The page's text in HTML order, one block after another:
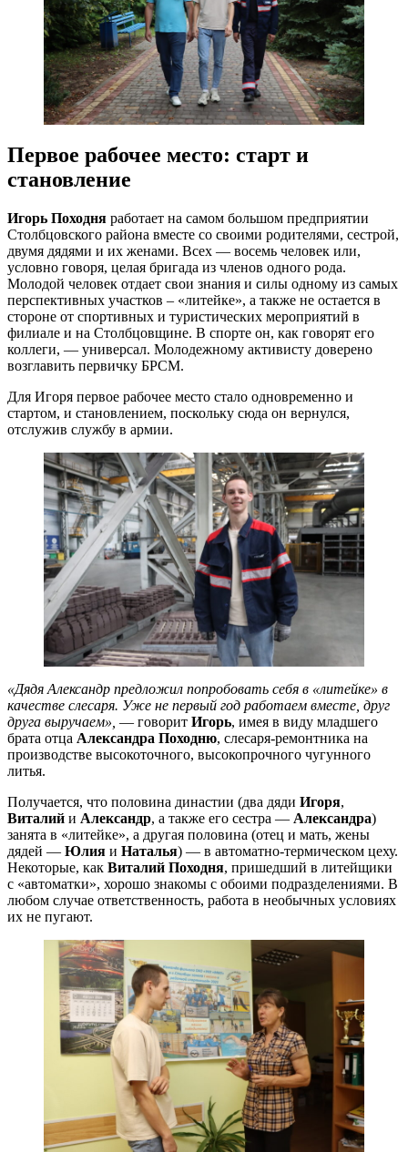
Первое рабочее место: старт и
становление
Игорь Походня работает на самом большом предприятии
Столбцовского района вместе со своими родителями, сестрой,
двумя дядями и их женами. Всех — восемь человек или,
условно говоря, целая бригада из членов одного рода.
Молодой человек отдает свои знания и силы одному из самых
перспективных участков – «литейке», а также не остается в
стороне от спортивных и туристических мероприятий в
филиале и на Столбцовщине. В спорте он, как говорят его
коллеги, — универсал. Молодежному активисту доверено
возглавить первичку БРСМ.
Для Игоря первое рабочее место стало одновременно и
стартом, и становлением, поскольку сюда он вернулся,
отслужив службу в армии.
«Дядя Александр предложил попробовать себя в «литейке» в
качестве слесаря. Уже не первый год работаем вместе, друг
друга выручаем», — говорит Игорь, имея в виду младшего
брата отца Александра Походню, слесаря-ремонтника на
производстве высокоточного, высокопрочного чугунного
литья.
Получается, что половина династии (два дяди Игоря,
Виталий и Александр, а также его сестра — Александра)
занята в «литейке», а другая половина (отец и мать, жены
дядей — Юлия и Наталья) — в автоматно-термическом цеху.
Некоторые, как Виталий Походня, пришедший в литейщики
с «автоматки», хорошо знакомы с обоими подразделениями. В
любом случае ответственность, работа в необычных условиях
их не пугают.